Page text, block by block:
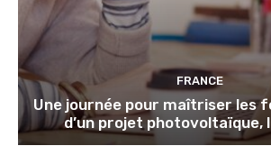
FRANCE
Une journée pour maîtriser les
d’un projet photovoltaïque,